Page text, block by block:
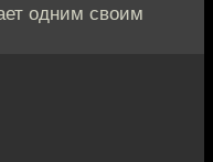
одним своим